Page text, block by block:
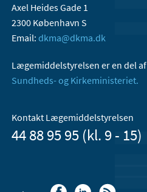
Axel Heides Gade 1
2300 København S
Email: dkma@dkma.dk
Lægemiddelstyrelsen er en del af
Sundheds- og Kirkeministeriet.
Kontakt Lægemiddelstyrelsen
44 88 95 95 (kl. 9 - 15)